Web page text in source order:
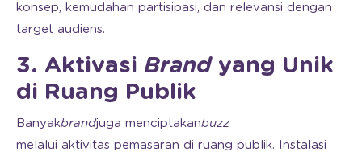
konsep, kemudahan partisipasi, dan relevansi dengan
target audiens.
3. Aktivasi Brandyang Unik
di Ruang Publik
Banyakbrandjuga menciptakanbuzz
melalui aktivitas pemasaran di ruang publik. Instalasi